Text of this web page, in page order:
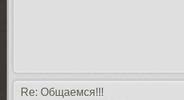
Re: Общаемся!!!